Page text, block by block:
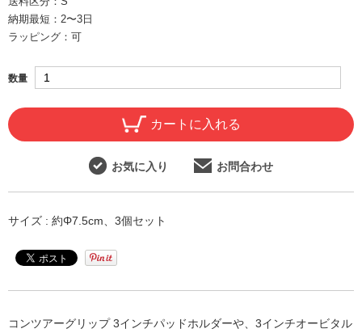
納期最短： 2〜3日
ラッピング： 可
数量
カートに入れる
お気に入り お問合わせ
サイズ : 約Φ7.5cm、3個セット
コンツアーグリップ 3インチパッドホルダーや、3インチオービタル